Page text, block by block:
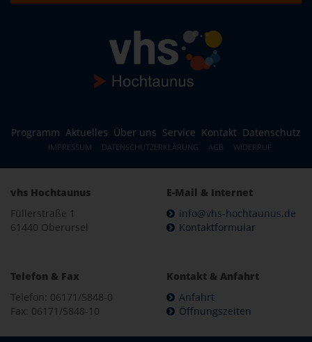
Programm Aktuelles Über uns Service Kontakt Datenschutz
IMPRESSUM DATENSCHUTZERKLÄRUNG AGB WIDERRUF
vhs Hochtaunus
Füllerstraße 1
61440 Oberursel
E-Mail & Internet
info@vhs-hochtaunus.de
Kontaktformular
Telefon & Fax
Telefon: 06171/5848-0
Fax: 06171/5848-10
Kontakt & Anfahrt
Anfahrt
Öffnungszeiten